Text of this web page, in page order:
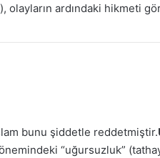
ardındaki hikmeti
bunu şiddetle reddetmiştir.
“uğursuzluk”